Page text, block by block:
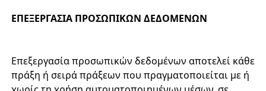
ΕΠΕΞΕΡΓΑΣΙΑ ΠΡΟΣΩΠΙΚΩΝ ΔΕΔΟΜΕΝΩΝ
Επεξεργασία προσωπικών δεδομένων αποτελεί κάθε
πράξη ή σειρά πράξεων που πραγματοποιείται με ή